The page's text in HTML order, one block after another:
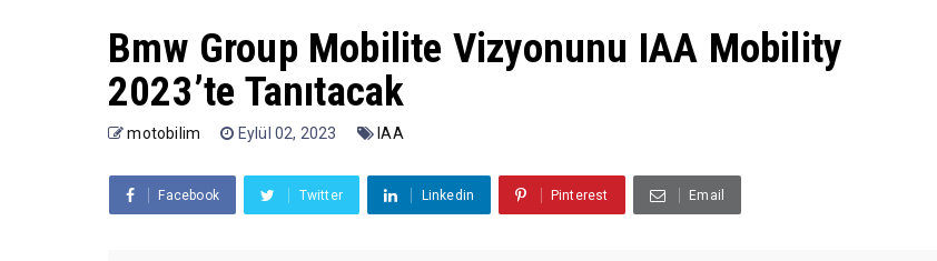
Bmw Group Mobilite Vizyonunu IAA Mobility
2023’te Tanıtacak
motobilim Eylül 02, 2023 IAA
Facebook Twitter Linkedin Pinterest Email